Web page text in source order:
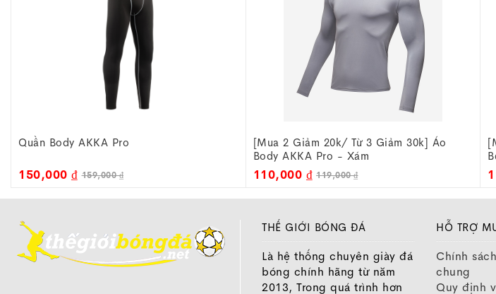
[Mua 2 Giảm 20k/ Từ 3 Giảm 30k] Áo
110,000 ₫ 119,000 ₫
[Mua 2 Giảm 20k/ Từ 3 Giảm 30k] Áo
Body AKKA Pro - Đỏ
110,000 ₫ 119,000 ₫
THẾ GIỚI BÓNG ĐÁ
Là hệ thống chuyên giày đá
bóng chính hãng từ năm
2013, Trong quá trình hơn
HỖ TRỢ
Chính
chung
Quy định